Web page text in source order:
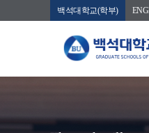
백석대학교(학부)